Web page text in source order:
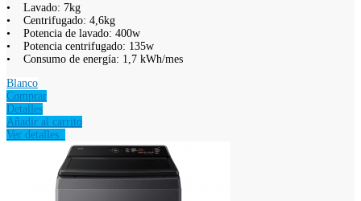
• Lavado: 7kg
• Centrifugado: 4,6kg
• Potencia de lavado: 400w
• Potencia centrifugado: 135w
• Consumo de energía: 1,7 kWh/mes
Blanco
Comprar
Detalles
Añadir al carrito
Ver detalles